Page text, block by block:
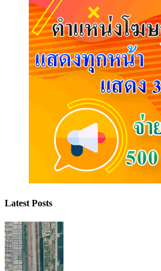
Latest Posts